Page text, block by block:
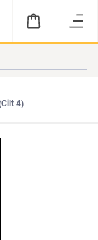
4)